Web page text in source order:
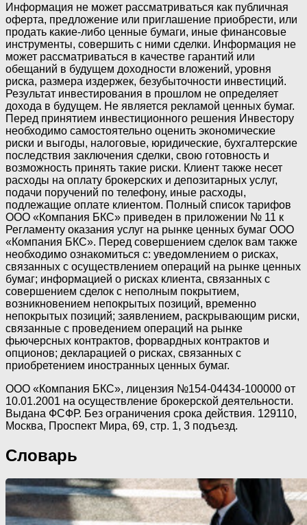
Информация не может рассматриваться как публичная
оферта, предложение или приглашение приобрести, или
продать какие-либо ценные бумаги, иные финансовые
инструменты, совершить с ними сделки. Информация не
может рассматриваться в качестве гарантий или
обещаний в будущем доходности вложений, уровня
риска, размера издержек, безубыточности инвестиций.
Результат инвестирования в прошлом не определяет
дохода в будущем. Не является рекламой ценных бумаг.
Перед принятием инвестиционного решения Инвестору
необходимо самостоятельно оценить экономические
риски и выгоды, налоговые, юридические, бухгалтерские
последствия заключения сделки, свою готовность и
возможность принять такие риски. Клиент также несет
расходы на оплату брокерских и депозитарных услуг,
подачи поручений по телефону, иные расходы,
подлежащие оплате клиентом. Полный список тарифов
ООО «Компания БКС» приведен в приложении № 11 к
Регламенту оказания услуг на рынке ценных бумаг ООО
«Компания БКС». Перед совершением сделок вам также
необходимо ознакомиться с: уведомлением о рисках,
связанных с осуществлением операций на рынке ценных
бумаг; информацией о рисках клиента, связанных с
совершением сделок с неполным покрытием,
возникновением непокрытых позиций, временно
непокрытых позиций; заявлением, раскрывающим риски,
связанные с проведением операций на рынке
фьючерсных контрактов, форвардных контрактов и
опционов; декларацией о рисках, связанных с
приобретением иностранных ценных бумаг.
ООО «Компания БКС», лицензия №154-04434-100000 от
10.01.2001 на осуществление брокерской деятельности.
Выдана ФСФР. Без ограничения срока действия. 129110,
Москва, Проспект Мира, 69, стр. 1, 3 подъезд.
Словарь